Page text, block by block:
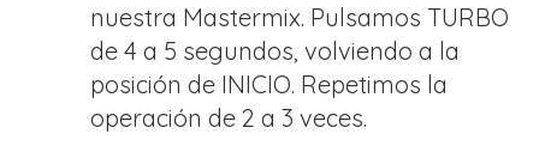
nuestra Mastermix. Pulsamos TURBO
de 4 a 5 segundos, volviendo a la
posición de INICIO. Repetimos la
operación de 2 a 3 veces.